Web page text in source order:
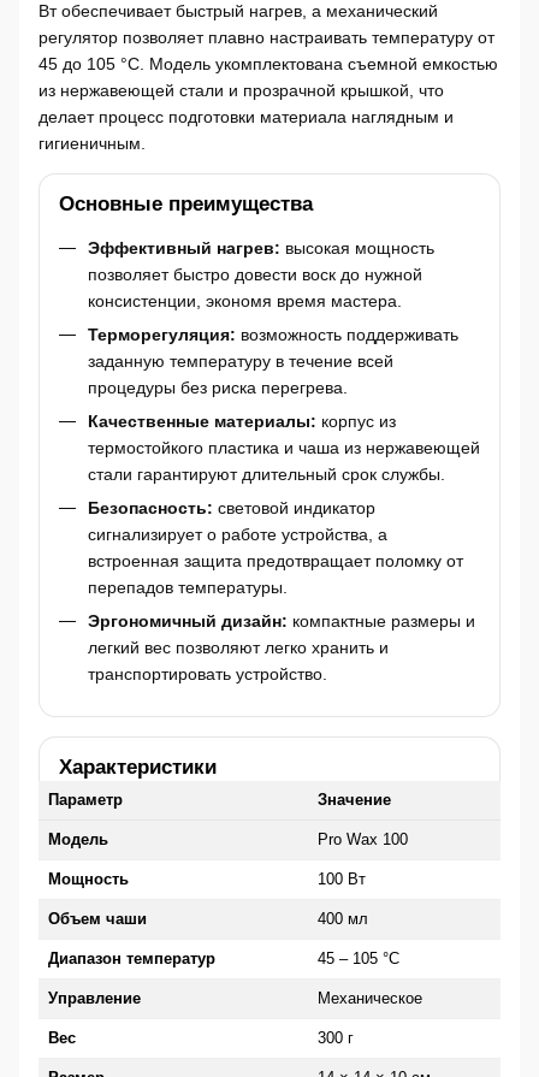
Вт обеспечивает быстрый нагрев, а механический
регулятор позволяет плавно настраивать температуру от
45 до 105 °C. Модель укомплектована съемной емкостью
из нержавеющей стали и прозрачной крышкой, что
делает процесс подготовки материала наглядным и
гигиеничным.
Основные преимущества
Эффективный нагрев: высокая мощность
позволяет быстро довести воск до нужной
консистенции, экономя время мастера.
Терморегуляция: возможность поддерживать
заданную температуру в течение всей
процедуры без риска перегрева.
Качественные материалы: корпус из
термостойкого пластика и чаша из нержавеющей
стали гарантируют длительный срок службы.
Безопасность: световой индикатор
сигнализирует о работе устройства, а
встроенная защита предотвращает поломку от
перепадов температуры.
Эргономичный дизайн: компактные размеры и
легкий вес позволяют легко хранить и
транспортировать устройство.
Характеристики
Параметр Значение
Модель Pro Wax 100
Мощность 100 Вт
Объем чаши 400 мл
Диапазон температур 45 – 105 °C
Управление Механическое
Вес 300 г